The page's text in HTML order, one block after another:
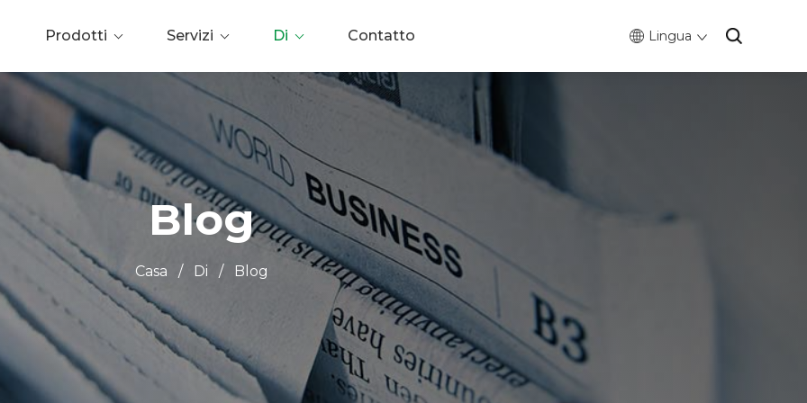
Prodotti Servizi Di Contatto Lingua
Blog
Casa / Di / Blog